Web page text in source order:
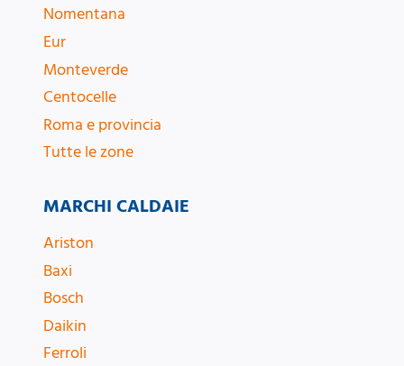
Nomentana
Eur
Monteverde
Centocelle
Roma e provincia
Tutte le zone
MARCHI CALDAIE
Ariston
Baxi
Bosch
Daikin
Ferroli